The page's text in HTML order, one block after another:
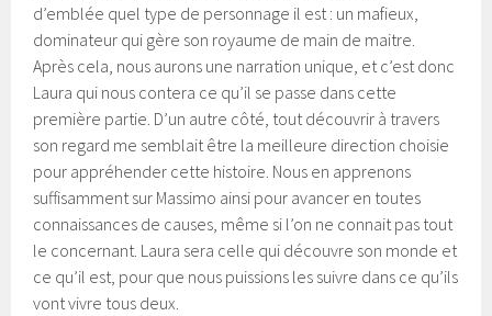
d’emblée quel type de personnage il est : un mafieux,
dominateur qui gère son royaume de main de maitre.
Après cela, nous aurons une narration unique, et c’est donc
Laura qui nous contera ce qu’il se passe dans cette
première partie. D’un autre côté, tout découvrir à travers
son regard me semblait être la meilleure direction choisie
pour appréhender cette histoire. Nous en apprenons
suffisamment sur Massimo ainsi pour avancer en toutes
connaissances de causes, même si l’on ne connait pas tout
le concernant. Laura sera celle qui découvre son monde et
ce qu’il est, pour que nous puissions les suivre dans ce qu’ils
vont vivre tous deux.